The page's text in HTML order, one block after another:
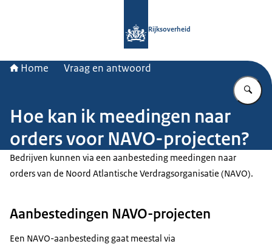
Rijksoverheid
Home Vraag en antwoord
Hoe kan ik meedingen naar
orders voor NAVO-projecten?
Bedrijven kunnen via een aanbesteding meedingen naar
orders van de Noord Atlantische Verdragsorganisatie (NAVO).
Aanbestedingen NAVO-projecten
Een NAVO-aanbesteding gaat meestal via